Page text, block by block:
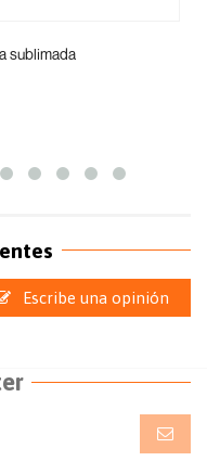
sublimada
Escribe una opinión